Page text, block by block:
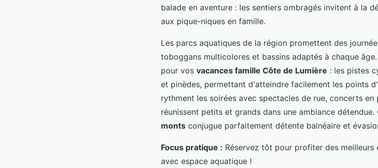
balade en aventure : les sentiers ombragés invitent à la
aux pique-niques en famille.
Les parcs aquatiques de la région promettent des
toboggans multicolores et bassins adaptés à chaque
pour vos vacances famille Côte de Lumière : les pistes
et pinèdes, permettant d'atteindre facilement les points
rythment les soirées avec spectacles de rue, concerts
réunissent petits et grands dans une ambiance détendue.
monts conjugue parfaitement détente balnéaire et
Focus pratique : Réservez tôt pour profiter des meilleurs
avec espace aquatique !